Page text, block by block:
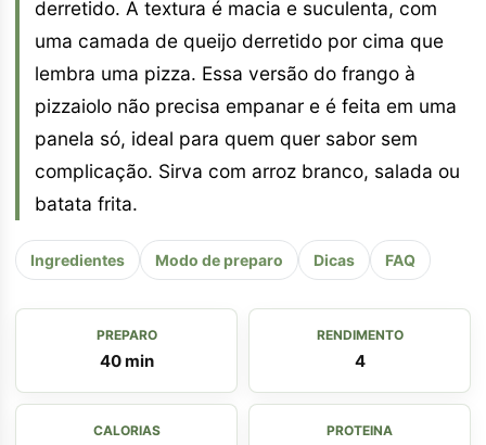
derretido. A textura é macia e suculenta, com
uma camada de queijo derretido por cima que
lembra uma pizza. Essa versão do frango à
pizzaiolo não precisa empanar e é feita em uma
panela só, ideal para quem quer sabor sem
complicação. Sirva com arroz branco, salada ou
batata frita.
Ingredientes Modo de preparo Dicas FAQ
PREPARO
40 min
RENDIMENTO
4
CALORIAS PROTEINA